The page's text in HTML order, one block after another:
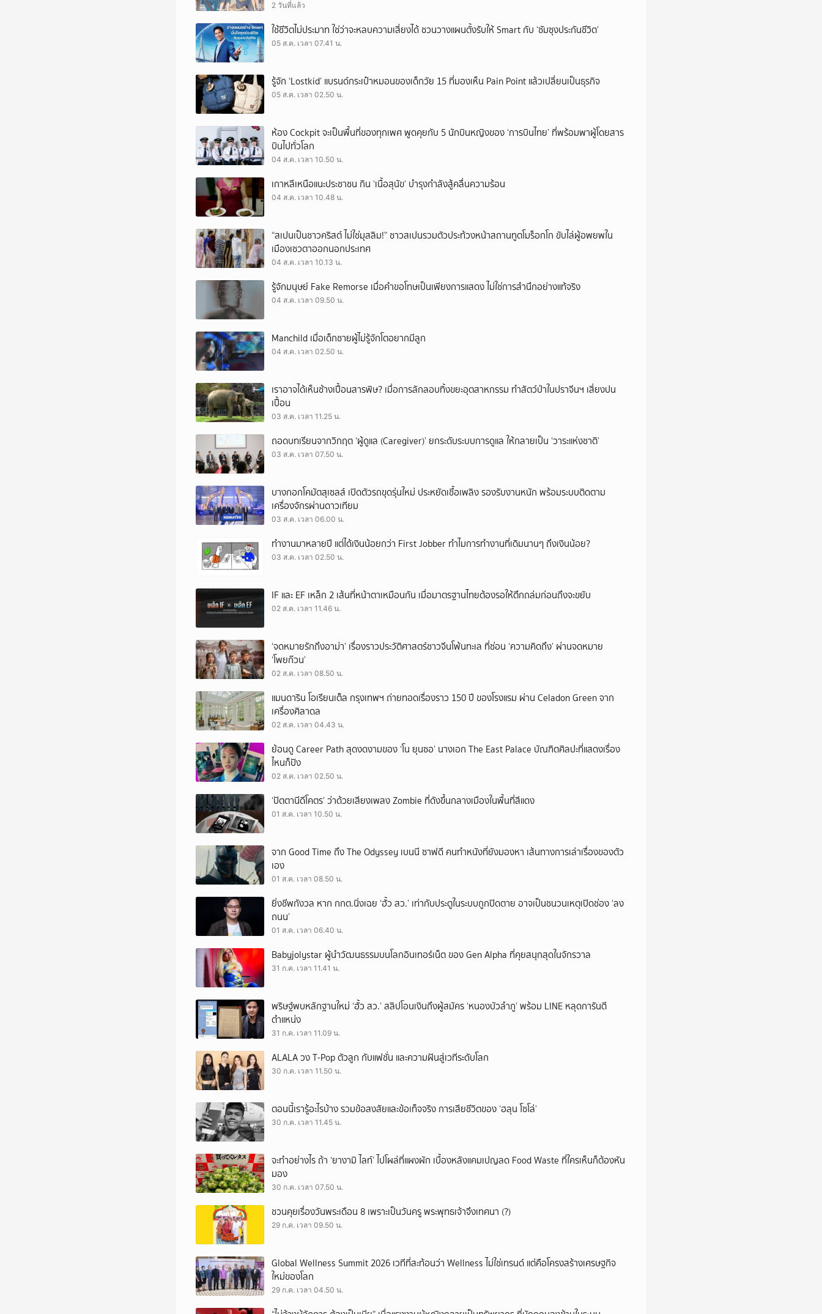
2 วันที่แล้ว
ใช้ชีวิตไม่ประมาท ใช่ว่าจะหลบความเสี่ยงได้ ชวนวางแผนตั้งรับให้ Smart กับ ‘ซัมซุงประกันชีวิต’
05 ส.ค. เวลา 07.41 น.
รู้จัก ‘Lostkid’ แบรนด์กระเป๋าหมอนของเด็กวัย 15 ที่มองเห็น Pain Point แล้วเปลี่ยนเป็นธุรกิจ
05 ส.ค. เวลา 02.50 น.
ห้อง Cockpit จะเป็นพื้นที่ของทุกเพศ พูดคุยกับ 5 นักบินหญิงของ ‘การบินไทย’ ที่พร้อมพาผู้โดยสาร
บินไปทั่วโลก
04 ส.ค. เวลา 10.50 น.
เกาหลีเหนือแนะประชาชน กิน ‘เนื้อสุนัข’ บำรุงกำลังสู้คลื่นความร้อน
04 ส.ค. เวลา 10.48 น.
“สเปนเป็นชาวคริสต์ ไม่ใช่มุสลิม!” ชาวสเปนรวมตัวประท้วงหน้าสถานทูตโมร็อกโก ขับไล่ผู้อพยพใน
เมืองเซวตาออกนอกประเทศ
04 ส.ค. เวลา 10.13 น.
รู้จักมนุษย์ Fake Remorse เมื่อคำขอโทษเป็นเพียงการแสดง ไม่ใช่การสำนึกอย่างแท้จริง
04 ส.ค. เวลา 09.50 น.
Manchild เมื่อเด็กชายผู้ไม่รู้จักโตอยากมีลูก
04 ส.ค. เวลา 02.50 น.
เราอาจได้เห็นช้างเปื้อนสารพิษ? เมื่อการลักลอบทิ้งขยะอุตสาหกรรม ทำสัตว์ป่าในปราจีนฯ เสี่ยงปน
เปื้อน
03 ส.ค. เวลา 11.25 น.
ถอดบทเรียนจากวิกฤต ‘ผู้ดูแล (Caregiver)’ ยกระดับระบบการดูแล ให้กลายเป็น ‘วาระแห่งชาติ’
03 ส.ค. เวลา 07.50 น.
บางกอกโคมัตสุเซลส์ เปิดตัวรถขุดรุ่นใหม่ ประหยัดเชื้อเพลิง รองรับงานหนัก พร้อมระบบติดตาม
เครื่องจักรผ่านดาวเทียม
03 ส.ค. เวลา 06.00 น.
ทำงานมาหลายปี แต่ได้เงินน้อยกว่า First Jobber ทำไมการทำงานที่เดิมนานๆ ถึงเงินน้อย?
03 ส.ค. เวลา 02.50 น.
IF และ EF เหล็ก 2 เส้นที่หน้าตาเหมือนกัน เมื่อมาตรฐานไทยต้องรอให้ตึกถล่มก่อนถึงจะขยับ
02 ส.ค. เวลา 11.46 น.
‘จดหมายรักถึงอาม่า’ เรื่องราวประวัติศาสตร์ชาวจีนโพ้นทะเล ที่ซ่อน ‘ความคิดถึง’ ผ่านจดหมาย
‘โพยก๊วน’
02 ส.ค. เวลา 08.50 น.
แมนดาริน โอเรียนเต็ล กรุงเทพฯ ถ่ายทอดเรื่องราว 150 ปี ของโรงแรม ผ่าน Celadon Green จาก
เครื่องศิลาดล
02 ส.ค. เวลา 04.43 น.
ย้อนดู Career Path สุดงดงามของ ‘โน ยุนซอ’ นางเอก The East Palace บัณฑิตศิลปะที่แสดงเรื่อง
ไหนก็ปัง
02 ส.ค. เวลา 02.50 น.
‘ปัตตานีดีโคตร’ ว่าด้วยเสียงเพลง Zombie ที่ดังขึ้นกลางเมืองในพื้นที่สีแดง
01 ส.ค. เวลา 10.50 น.
จาก Good Time ถึง The Odyssey เบนนี ซาฟดี คนทำหนังที่ยังมองหา เส้นทางการเล่าเรื่องของตัว
เอง
01 ส.ค. เวลา 08.50 น.
ยิ่งชีพกังวล หาก กกต.นิ่งเฉย ‘ฮั้ว สว.’ เท่ากับประตูในระบบถูกปิดตาย อาจเป็นชนวนเหตุเปิดช่อง ‘ลง
ถนน’
01 ส.ค. เวลา 06.40 น.
Babyjolystar ผู้นำวัฒนธรรมบนโลกอินเทอร์เน็ต ของ Gen Alpha ที่คุยสนุกสุดในจักรวาล
31 ก.ค. เวลา 11.41 น.
พริษฐ์พบหลักฐานใหม่ ‘ฮั้ว สว.’ สลิปโอนเงินถึงผู้สมัคร ‘หนองบัวลำภู’ พร้อม LINE หลุดการันตี
ตำแหน่ง
31 ก.ค. เวลา 11.09 น.
ALALA วง T-Pop ตัวลูก กับแฟชั่น และความฝันสู่เวทีระดับโลก
30 ก.ค. เวลา 11.50 น.
ตอนนี้เรารู้อะไรบ้าง รวมข้อสงสัยและข้อเท็จจริง การเสียชีวิตของ ‘ฮลุน โซโล่’
30 ก.ค. เวลา 11.45 น.
จะทำอย่างไร ถ้า ‘ยางามิ ไลท์’ ไปโผล่ที่แผงผัก เบื้องหลังแคมเปญลด Food Waste ที่ใครเห็นก็ต้องหัน
มอง
30 ก.ค. เวลา 07.50 น.
ชวนคุยเรื่องวันพระเดือน 8 เพราะเป็นวันครู พระพุทธเจ้าจึงเทศนา (?)
29 ก.ค. เวลา 09.50 น.
Global Wellness Summit 2026 เวทีที่สะท้อนว่า Wellness ไม่ใช่เทรนด์ แต่คือโครงสร้างเศรษฐกิจ
ใหม่ของโลก
29 ก.ค. เวลา 04.50 น.